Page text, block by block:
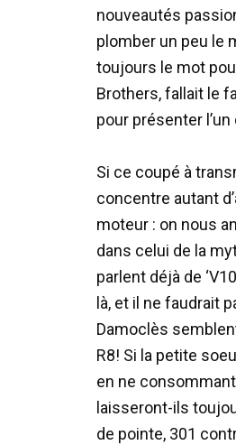
nouveautés
plomber un peu le
toujours le mot
Brothers, fallait le
pour présenter
Si ce coupé à
concentre autant
moteur : on nous
dans celui de la
parlent déjà de
là, et il ne faudrait
Damoclès
R8! Si la petite
en ne
laisseront-ils
de pointe, 301